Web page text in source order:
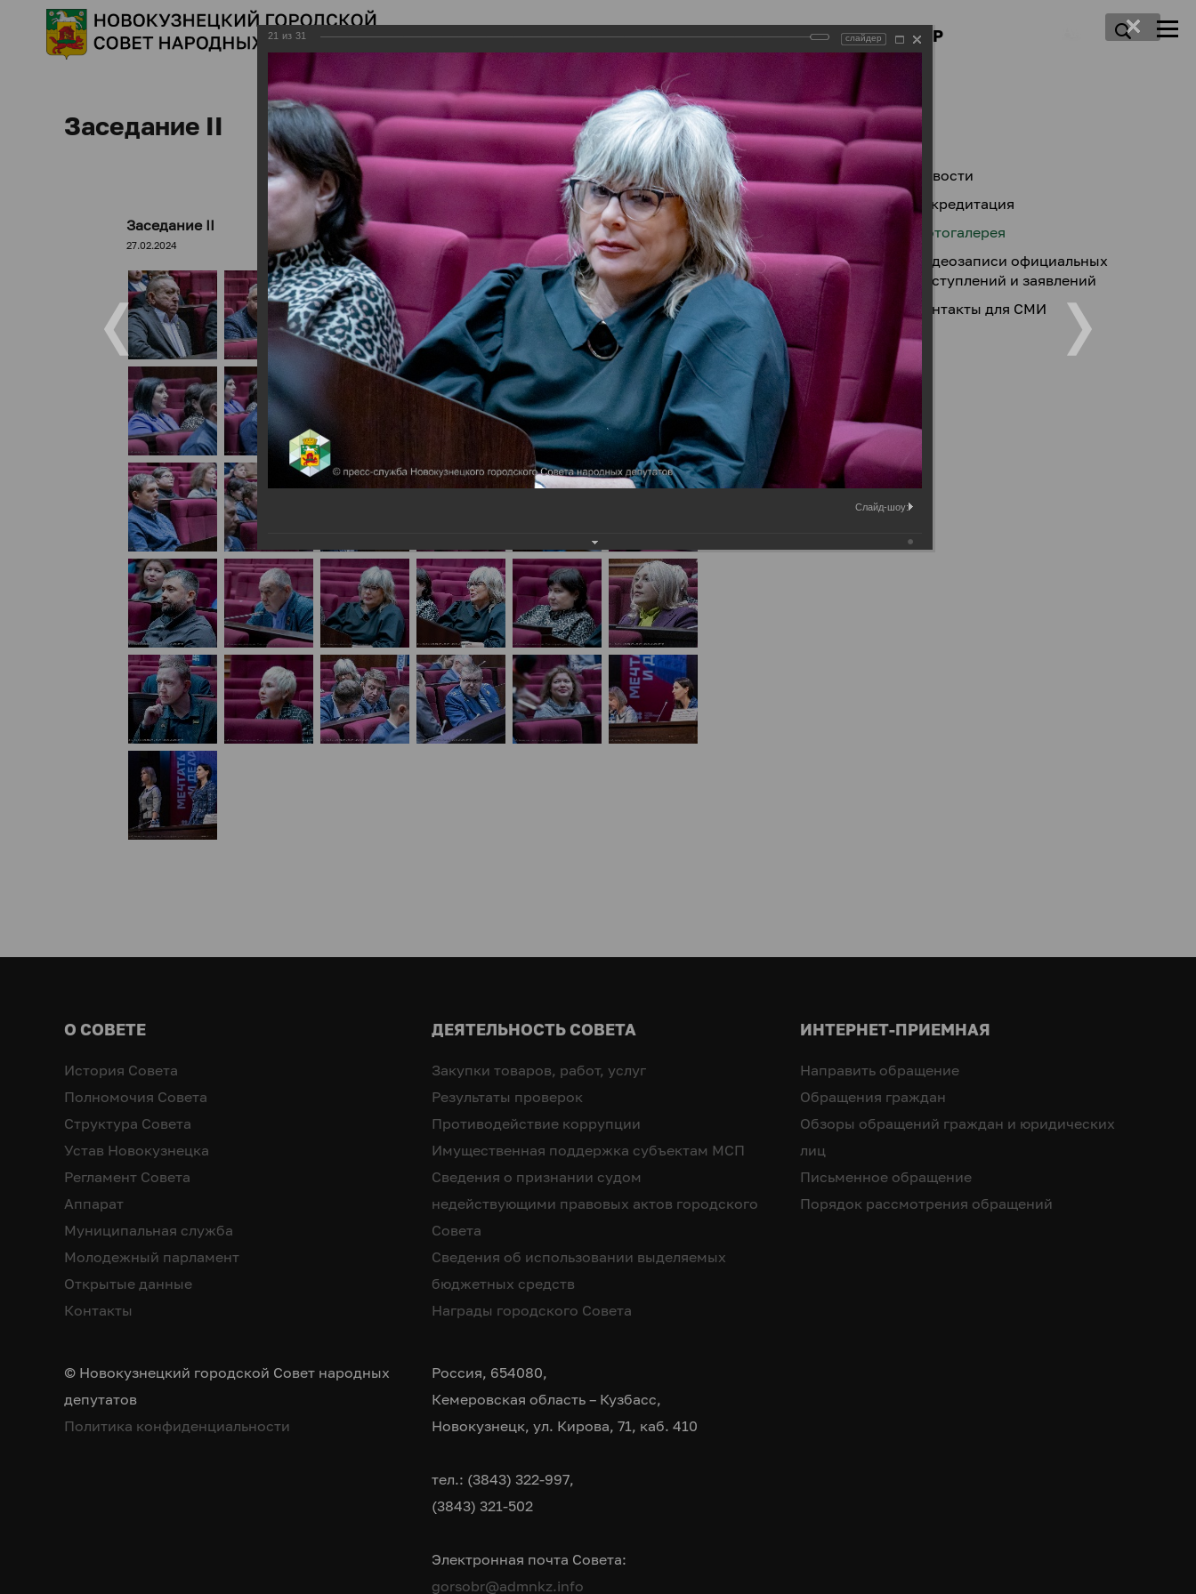
ДЕПУТАТЫ ПРАВОТВОРЧЕСТВО ПРЕСС-ЦЕНТР
Заседание II
Заседание II
27.02.2024
Новости
Аккредитация
Фотогалерея
Видеозаписи официальных
выступлений и заявлений
Контакты для СМИ
О СОВЕТЕ
История Совета
Полномочия Совета
Структура Совета
Устав Новокузнецка
Регламент Совета
Аппарат
Муниципальная служба
Молодежный парламент
Открытые данные
Контакты
ДЕЯТЕЛЬНОСТЬ СОВЕТА
Закупки товаров, работ, услуг
Результаты проверок
Противодействие коррупции
Имущественная поддержка субъектам МСП
Сведения о признании судом
недействующими правовых актов городского
Совета
Сведения об использовании выделяемых
бюджетных средств
Награды городского Совета
ИНТЕРНЕТ-ПРИЕМНАЯ
Направить обращение
Обращения граждан
Обзоры обращений граждан и юридических
лиц
Письменное обращение
Порядок рассмотрения обращений
© Новокузнецкий городской Совет народных
депутатов
Политика конфиденциальности
Россия, 654080,
Кемеровская область – Кузбасс,
Новокузнецк, ул. Кирова, 71, каб. 410
тел.: (3843) 322-997,
(3843) 321-502
Электронная почта Совета:
gorsobr@admnkz.info
21 из 31 слайдер
Слайд-шоу: